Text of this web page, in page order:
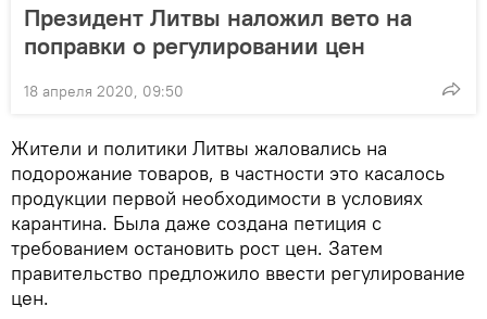
Президент Литвы наложил вето на
поправки о регулировании цен
18 апреля 2020, 09:50
Жители и политики Литвы жаловались на
подорожание товаров, в частности это касалось
продукции первой необходимости в условиях
карантина. Была даже создана петиция с
требованием остановить рост цен. Затем
правительство предложило ввести регулирование
цен.